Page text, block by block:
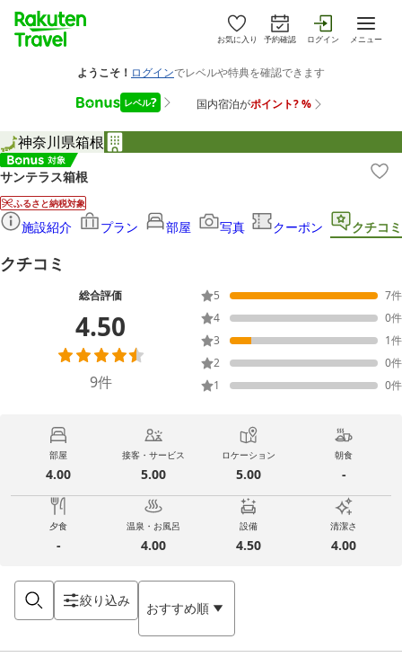
お気に入り 予約確認 ログイン メニュー
神奈川県箱根
サンテラス箱根
ふるさと納税対象
施設紹介 プラン 部屋 写真 クーポン クチコミ
クチコミ
総合評価
4.50
9件
5 7件
4
0件
3
1件
2
0件
1
0件
部屋
4.00
接客・サービス
5.00
ロケーション
5.00
朝食
-
夕食
-
温泉・お風呂
4.00
設備
4.50
清潔さ
4.00
絞り込み おすすめ順